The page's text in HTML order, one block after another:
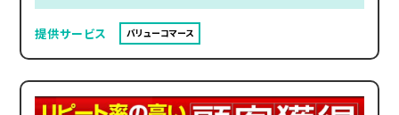
提供サービス バリューコマース